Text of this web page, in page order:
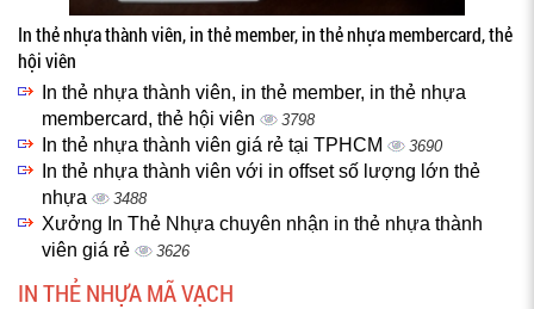
In thẻ nhựa thành viên, in thẻ member, in thẻ nhựa membercard, thẻ
hội viên
In thẻ nhựa thành viên, in thẻ member, in thẻ nhựa
membercard, thẻ hội viên
3798
In thẻ nhựa thành viên giá rẻ tại TPHCM 3690
In thẻ nhựa thành viên với in offset số lượng lớn thẻ
nhựa
3488
Xưởng In Thẻ Nhựa chuyên nhận in thẻ nhựa thành
viên giá rẻ
3626
IN THẺ NHỰA MÃ VẠCH